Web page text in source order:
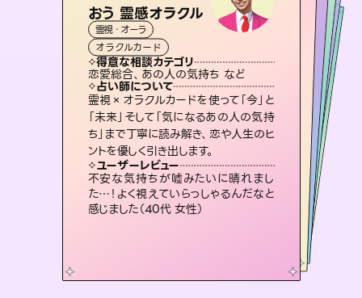
おう 霊感オラクル
霊視・オーラ
オラクルカード
得意な相談カテゴリ
恋愛総合、あの人の気持ち など
占い師について
霊視×オラクルカードを使って「今」と
「未来」そして「気になるあの人の気持
ち」まで丁寧に読み解き、恋や人生のヒ
ントを優しく引き出します。
ユーザーレビュー
不安な気持ちが嘘みたいに晴れまし
た…！よく視えていらっしゃるんだなと
感じました（40代 女性）
桃源珠羽（とうげんみう
霊視・オーラ
スピリチュアル・リーディング
得意な相談カテゴリ
片想い、あの人の気持ち、復縁 など
占い師について
恋愛のお悩みの中でも特に「曖昧な関
係」の相談を得意としており、友達以上
恋人未満なお相手との今後や本音を丁
寧に読み解き恋愛成就へと導きます。
ユーザーレビュー
鑑定していただいてアドバイス通りに行
動すると仲が復活してきました。ありが
とうございました（40代 女性）
アイリス -iris-
西洋占星術
ルーン
得意な相談カテゴリ
恋愛総合、片想い、二人の未来 など
占い師について
復縁、恋愛、不倫の行方、同性愛や片
思い、仕事関係や借金問題まで知りた
いことや心の負担になっていることを
紐解き、背中をそっと押して導きます。
ユーザーレビュー
安心感のあり、言い切ってくれる所や濁
さない鑑定のおかげで、毎回自分の気
持ちを整えられます（30代 男性）
セラピスト理恵
霊視・オーラ
スピリチュアル・リーディング
得意な相談カテゴリ
片想い、二人の未来、年の差 など
占い師について
連絡再開、復縁、成就などの報告実績多数。セラピストとして2万超の施術経験があるからこそできる鑑定で、より良い未来をサポートします。
ユーザーレビュー
とても心温まる鑑定でした。しかもこち
らは何も言っていないのに視えていらっ
しゃるんだなと驚きです（30代女性）
未来視師＊花
スピリチュアル・リーディング
得意な相談カテゴリ
出逢い、片想い、復縁 など
占い師について
未来には何パターンもの選択肢があり
ます。不安で視えにくくなっているあな
たの素敵な未来を見つけ、その未来を
選択できるようアドバイスします。
ユーザーレビュー
職場の人の性質や人間関係、本心など
本当によく視えていてびっくり。対策が
打てて前向きになれます（40代）
霊視・オーラ
スピリチュアル・リーディング
得意な相談カテゴリ
片想い、あの人の気持ち、復縁 など
占い師について
3,700年以上の歴史を持つ東洋最古の
占術「易占」で詳細まで占い、幸せへ向
かう道筋を示します。厳しい結果にも具
体的な対策をお伝えします。
ユーザーレビュー
複雑な背景もしっかり聞いて鑑定して
いただけました。気持ちが楽になりまし
た（50代 女性）